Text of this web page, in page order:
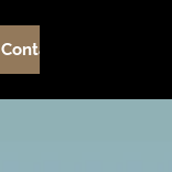
Contactez-nous